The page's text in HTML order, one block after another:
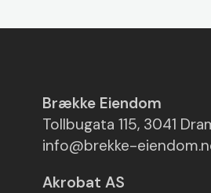
Brække Eiendom
Tollbugata 115, 3041
info@brekke-
Akrobat AS